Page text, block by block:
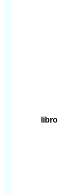
libro